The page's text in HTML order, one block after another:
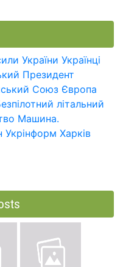
України Українці
Президент
Союз Європа
літальний
Машина.
Укрінформ Харків